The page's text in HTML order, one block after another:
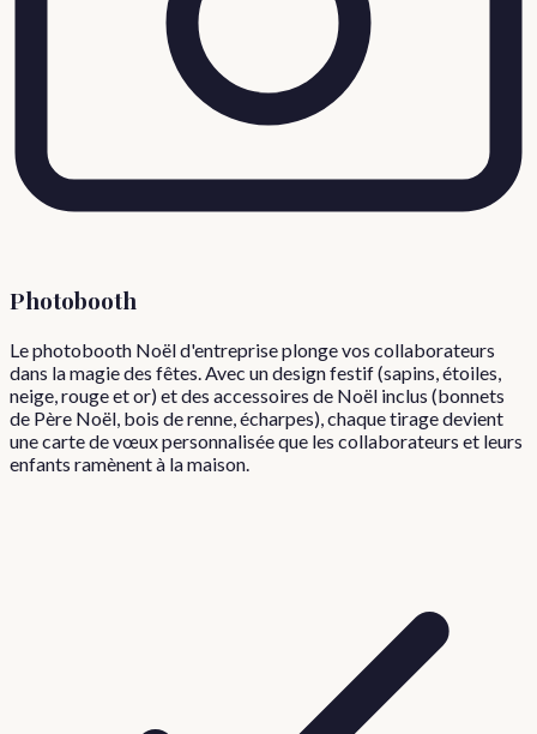
Photobooth
Le photobooth Noël d'entreprise plonge vos collaborateurs
dans la magie des fêtes. Avec un design festif (sapins, étoiles,
neige, rouge et or) et des accessoires de Noël inclus (bonnets
de Père Noël, bois de renne, écharpes), chaque tirage devient
une carte de vœux personnalisée que les collaborateurs et leurs
enfants ramènent à la maison.